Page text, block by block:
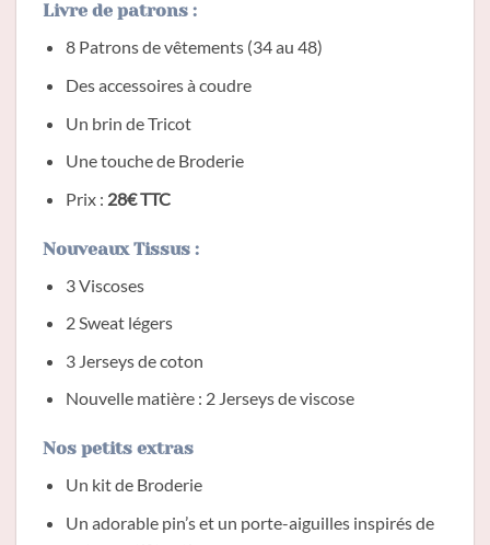
Livre de patrons :
8 Patrons de vêtements (34 au 48)
Des accessoires à coudre
Un brin de Tricot
Une touche de Broderie
Prix : 28€ TTC
Nouveaux Tissus :
3 Viscoses
2 Sweat légers
3 Jerseys de coton
Nouvelle matière : 2 Jerseys de viscose
Nos petits extras
Un kit de Broderie
Un adorable pin’s et un porte-aiguilles inspirés de